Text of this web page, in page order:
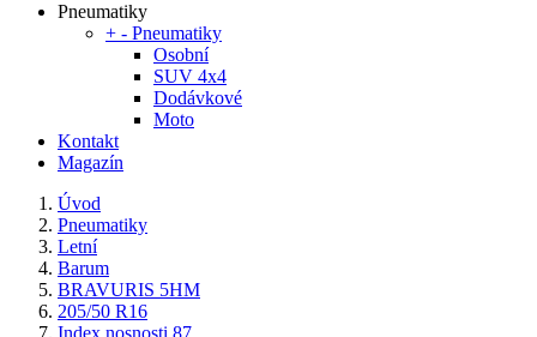
Pneumatiky
+ - Pneumatiky
Osobní
SUV 4x4
Dodávkové
Moto
Kontakt
Magazín
Úvod
Pneumatiky
Letní
Barum
BRAVURIS 5HM
205/50 R16